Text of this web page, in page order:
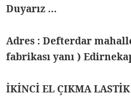
Duyarız …
Adres : Defterdar
fabrikası yanı )
İKİNCİ EL ÇIKMA